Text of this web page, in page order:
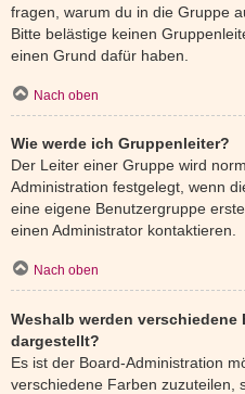
fragen, warum du in die Gruppe
Bitte belästige keinen
einen Grund dafür haben.
Nach oben
Wie werde ich Gruppenleiter?
Der Leiter einer Gruppe wird
Administration festgelegt, wenn
eine eigene Benutzergruppe
einen Administrator kontaktieren.
Nach oben
Weshalb werden
dargestellt?
Es ist der Board-Administration
verschiedene Farben zuzuteilen,